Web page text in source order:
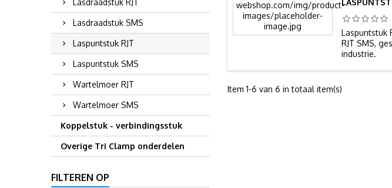
Lasdraadstuk RJT
Lasdraadstuk SMS
Laspuntstuk RJT
Laspuntstuk SMS
Wartelmoer RJT
Wartelmoer SMS
Koppelstuk - verbindingsstuk
Overige Tri Clamp onderdelen
FILTEREN OP
Laspuntstuk
RJT SMS,
industrie.
Item 1-6 van 6 in totaal item(s)